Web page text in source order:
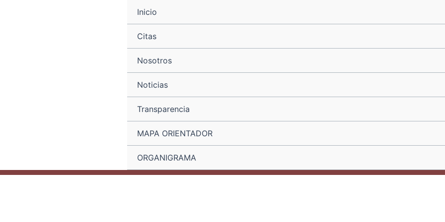
Inicio
Citas
Nosotros
Noticias
Transparencia
MAPA ORIENTADOR
ORGANIGRAMA